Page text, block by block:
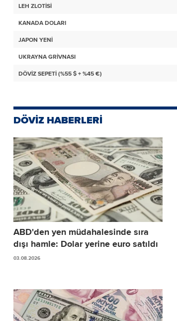
LEH ZLOTİSİ
KANADA DOLARI
JAPON YENİ
UKRAYNA GRİVNASI
DÖVİZ SEPETİ (%55 $ + %45 €)
DÖVİZ HABERLERİ
ABD'den yen müdahalesinde sıra
dışı hamle: Dolar yerine euro satıldı
03.08.2026